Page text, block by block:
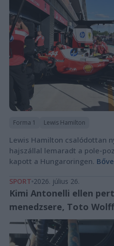
Forma 1 Lewis Hamilton
Lewis Hamilton csalódottan
hajszállal lemaradt a pole-
kapott a Hungaroringen.
SPORT 2026. július 26.
Kimi Antonelli ellen
menedzsere, Toto